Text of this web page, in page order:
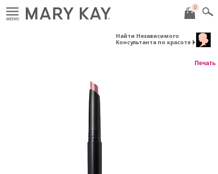
МЕНЮ
0
Найти Независимого
Консультанта по красоте
Печать